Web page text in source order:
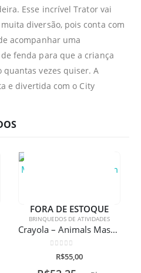
Esse incrível Trator vai
diversão, pois conta com
acompanhar uma
fenda para que a criança
vezes quiser. A
e divertida com o City
FORA DE ESTOQUE
BRINQUEDOS DE ATIVIDADES
Crayola – Animals Massa De Modelar Com 12 Peças
de 5
R$55,00